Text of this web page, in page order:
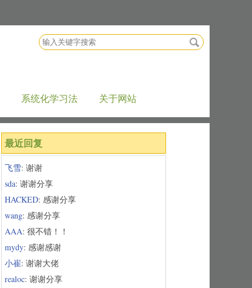
搜
索
系统化学习法 关于网站
最近回复
飞雪: 谢谢
sda: 谢谢分享
HACKED: 感谢分享
wang: 感谢分享
AAA: 很不错！！
mydy: 感谢感谢
小崔: 谢谢大佬
realoc: 谢谢分享